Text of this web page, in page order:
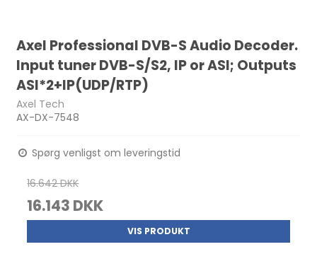
Axel Professional DVB-S Audio Decoder.
Input tuner DVB-S/S2, IP or ASI; Outputs
ASI*2+IP(UDP/RTP)
Axel Tech
AX-DX-7548
Spørg venligst om leveringstid
16.642 DKK
16.143 DKK
VIS PRODUKT